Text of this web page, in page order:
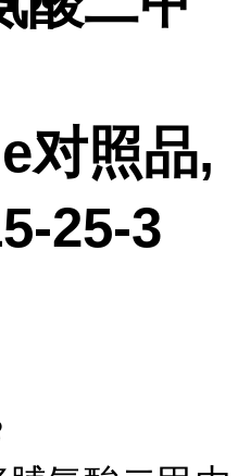
对照品,
25-3